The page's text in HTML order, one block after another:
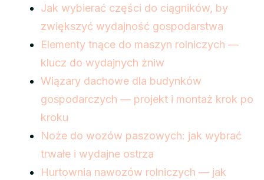
Jak wybierać części do ciągników, by
zwiększyć wydajność gospodarstwa
Elementy tnące do maszyn rolniczych —
klucz do wydajnych żniw
Wiązary dachowe dla budynków
gospodarczych — projekt i montaż krok po
kroku
Noże do wozów paszowych: jak wybrać
trwałe i wydajne ostrza
Hurtownia nawozów rolniczych — jak